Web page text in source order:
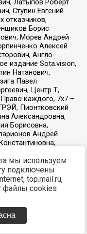
мы используем
подключены
top.mail.ru,
файлы cookies